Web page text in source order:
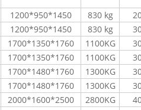
1200*950*1450 830 kg
1200*950*1450 830 kg
1700*1350*1760 1100KG
1700*1350*1760 1100KG
1700*1480*1760 1300KG
1700*1480*1760 1300KG
2000*1600*2500 2800KG